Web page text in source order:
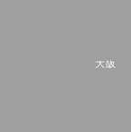
大阪